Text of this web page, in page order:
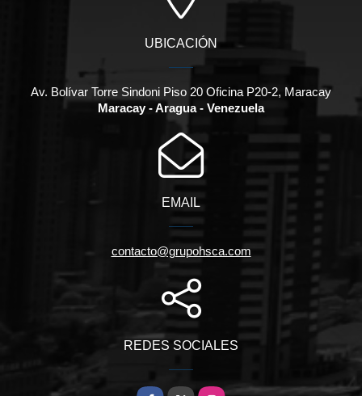
UBICACIÓN
Av. Bolívar Torre Sindoni Piso 20 Oficina P20-2, Maracay
Maracay - Aragua - Venezuela
EMAIL
contacto@grupohsca.com
REDES SOCIALES